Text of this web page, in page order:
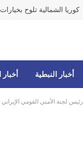
كوريا الشمالية تلوح
أخبار النبطية أخبار
رئيس لجنة الأمني القومي